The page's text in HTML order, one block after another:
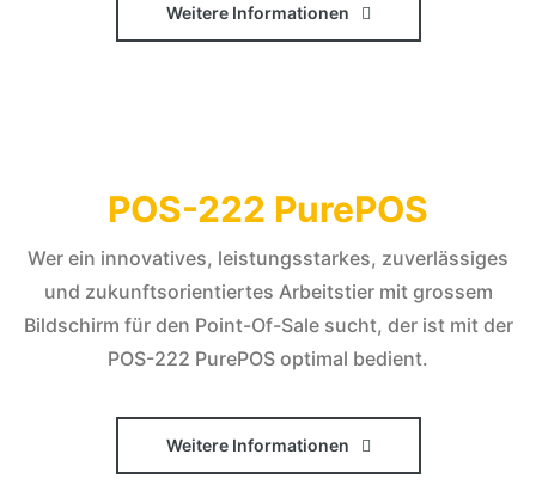
Weitere Informationen
POS-222 PurePOS
Wer ein innovatives, leistungsstarkes, zuverlässiges
und zukunftsorientiertes Arbeitstier mit grossem
Bildschirm für den Point-Of-Sale sucht, der ist mit der
POS-222 PurePOS optimal bedient.
Weitere Informationen